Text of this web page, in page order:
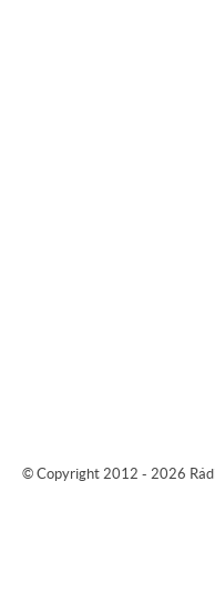
© Copyright 2012 - 2026